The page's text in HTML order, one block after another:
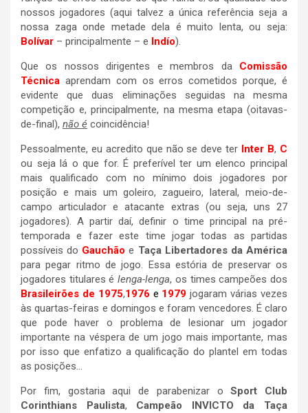
nossos jogadores (aqui talvez a única referência seja a
nossa zaga onde metade dela é muito lenta, ou seja:
Bolívar – principalmente – e Indío).
Que os nossos dirigentes e membros da Comissão
Técnica aprendam com os erros cometidos porque, é
evidente que duas eliminações seguidas na mesma
competição e, principalmente, na mesma etapa (oitavas-
de-final), não é coincidência!
Pessoalmente, eu acredito que não se deve ter Inter B, C
ou seja lá o que for. É preferível ter um elenco principal
mais qualificado com no mínimo dois jogadores por
posição e mais um goleiro, zagueiro, lateral, meio-de-
campo articulador e atacante extras (ou seja, uns 27
jogadores). A partir daí, definir o time principal na pré-
temporada e fazer este time jogar todas as partidas
possíveis do Gauchão e Taça Libertadores da América
para pegar ritmo de jogo. Essa estória de preservar os
jogadores titulares élenga-lenga, os times campeões dos
Brasileirões de 1975,1976 e 1979 jogaram várias vezes
às quartas-feiras e domingos e foram vencedores. É claro
que pode haver o problema de lesionar um jogador
importante na véspera de um jogo mais importante, mas
por isso que enfatizo a qualificação do plantel em todas
as posições…
Por fim, gostaria aqui de parabenizar oSport Club
Corinthians Paulista, Campeão INVICTO da Taça